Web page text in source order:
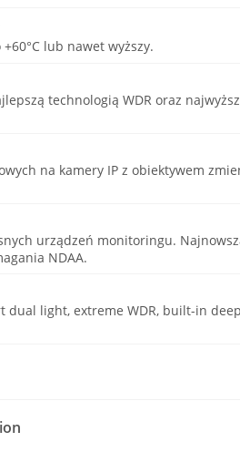
lub nawet wyższy.
technologią WDR oraz
na kamery IP z obiektywem
urządzeń monitoringu.
NDAA.
light, extreme WDR, built-in